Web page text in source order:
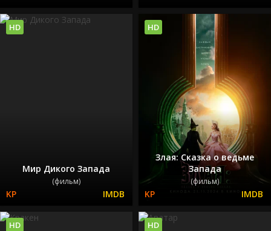
Мир Дикого Запада
(фильм)
HD
Злая: Сказка о ведьме
Запада
(фильм)
HD
HD HD